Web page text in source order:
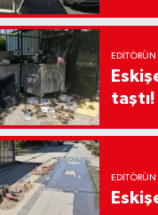
EDITÖRÜN
taştı!
EDITÖRÜN